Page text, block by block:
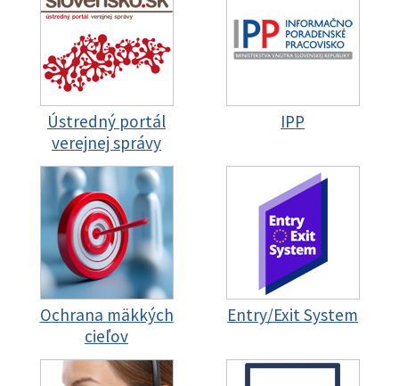
Ústredný portál
verejnej správy
IPP
Ochrana mäkkých
cieľov
Entry/Exit System